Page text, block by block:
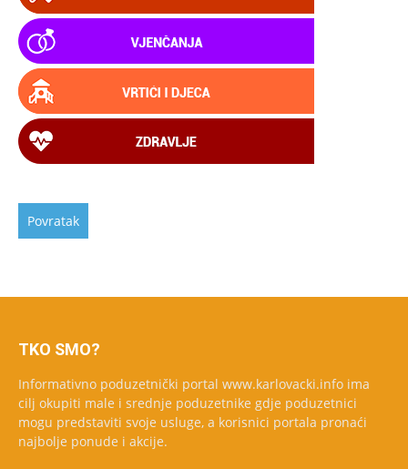
TKO SMO?
Informativno poduzetnički portal www.karlovacki.info ima
cilj okupiti male i srednje poduzetnike gdje poduzetnici
mogu predstaviti svoje usluge, a korisnici portala pronaći
najbolje ponude i akcije.